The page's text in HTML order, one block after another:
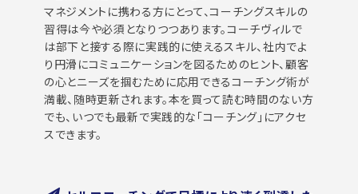
マネジメントに携わる方にとって、コーチングスキルの
習得は今や必須となりつつあります。コーチヴィルで
は部下と接する際に実践的に使えるスキル、社内でよ
り円滑にコミュニケーションを図るためのヒント、顧客
の心とニーズを掴むために応用できるコーチング術が
満載、随時更新されます。本を買って読む時間のない方
でも、いつでも最新で実践的な｢コーチング｣にアクセ
スできます。